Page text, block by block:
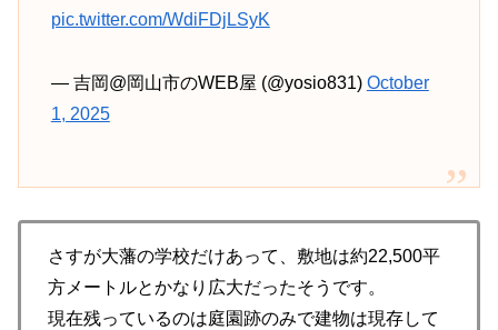
pic.twitter.com/WdiFDjLSyK
— 吉岡@岡山市のWEB屋 (@yosio831) October
1, 2025
さすが大藩の学校だけあって、敷地は約22,500平
方メートルとかなり広大だったそうです。
現在残っているのは庭園跡のみで建物は現存して